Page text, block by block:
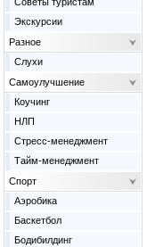
Экскурсии
Разное
Слухи
Самоулучшение
Коучинг
НЛП
Стресс-менеджмент
Тайм-менеджмент
Спорт
Аэробика
Баскетбол
Бодибилдинг